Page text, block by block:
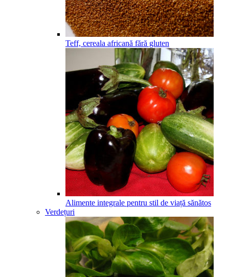
Teff, cereala africană fără gluten
Alimente integrale pentru stil de viață sănătos
Verdețuri